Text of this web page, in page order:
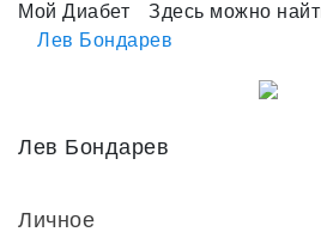
Мой Диабет
Здесь можно
Лев Бондарев
Лев Бондарев
Личное